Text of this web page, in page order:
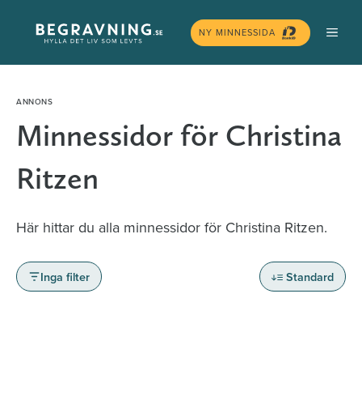
innehåll
NY MINNESSIDA
Minnessidor för Christina
Ritzen
Här hittar du alla minnessidor för Christina Ritzen.
Inga filter Standard